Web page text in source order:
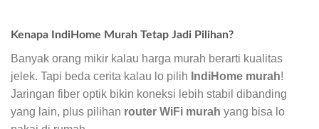
Kenapa IndiHome Murah Tetap Jadi Pilihan?
Banyak orang mikir kalau harga murah berarti kualitas
jelek. Tapi beda cerita kalau lo pilih IndiHome murah!
Jaringan fiber optik bikin koneksi lebih stabil dibanding
yang lain, plus pilihan router WiFi murah yang bisa lo